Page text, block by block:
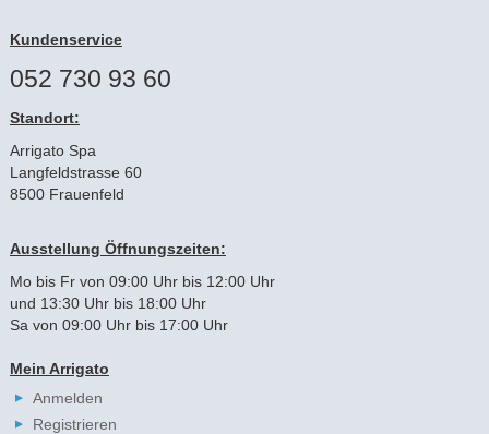
Kundenservice
052 730 93 60
Standort:
Arrigato Spa
Langfeldstrasse 60
8500 Frauenfeld
Ausstellung Öffnungszeiten:
Mo bis Fr von 09:00 Uhr bis 12:00 Uhr
und 13:30 Uhr bis 18:00 Uhr
Sa von 09:00 Uhr bis 17:00 Uhr
Mein Arrigato
Anmelden
Registrieren